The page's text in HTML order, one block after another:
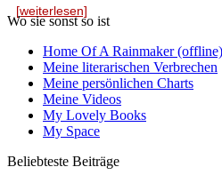
[weiterlesen]
Wo sie sonst so ist
Home Of A Rainmaker (offline)
Meine literarischen Verbrechen
Meine persönlichen Charts
Meine Videos
My Lovely Books
My Space
Beliebteste Beiträge